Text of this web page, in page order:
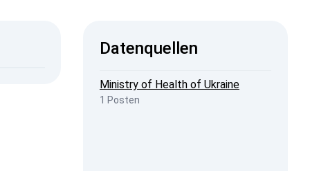
Datenquellen
Ministry of Health of Ukraine
1 Posten